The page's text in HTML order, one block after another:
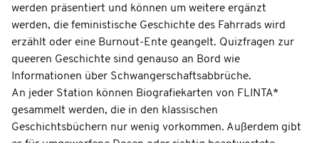
werden präsentiert und können um weitere ergänzt
werden, die feministische Geschichte des Fahrrads wird
erzählt oder eine Burnout-Ente geangelt. Quizfragen zur
queeren Geschichte sind genauso an Bord wie
Informationen über Schwangerschaftsabbrüche.
An jeder Station können Biografiekarten von FLINTA*
gesammelt werden, die in den klassischen
Geschichtsbüchern nur wenig vorkommen. Außerdem gibt